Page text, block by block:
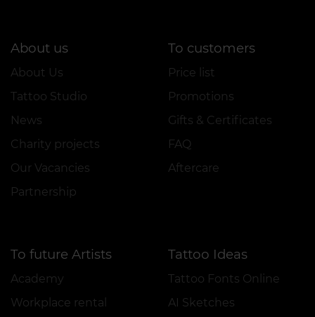
About us
About Us
Tattoo Studio
News
Charity projects
Our Vacancies
Partnership
To customers
Price list
Promotions
Gifts & Certificates
FAQ
Aftercare
To future Artists
Academy
Workplace rental
Tattoo Ideas
Tattoo Fonts Online
AI Sketches